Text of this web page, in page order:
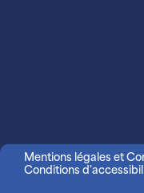
Mentions légales et
Conditions